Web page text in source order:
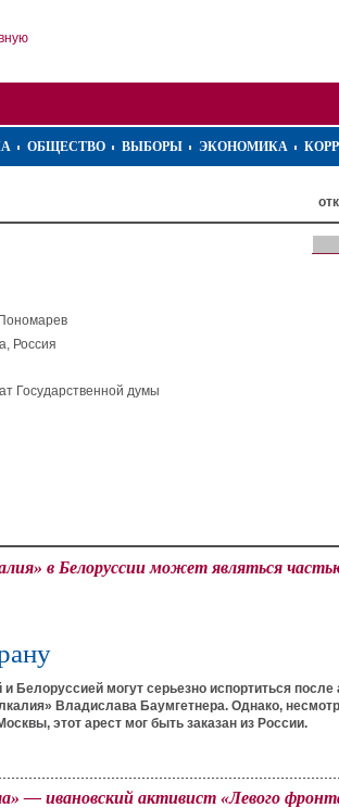
ОБЩЕСТВО ВЫБОРЫ ЭКОНОМИКА
Россия
Государственной думы
в Белоруссии может являться
Белоруссией могут серьезно испортиться после
Владислава Баумгетнера. Однако,
этот арест мог быть заказан из России.
— ивановский активист «Левого